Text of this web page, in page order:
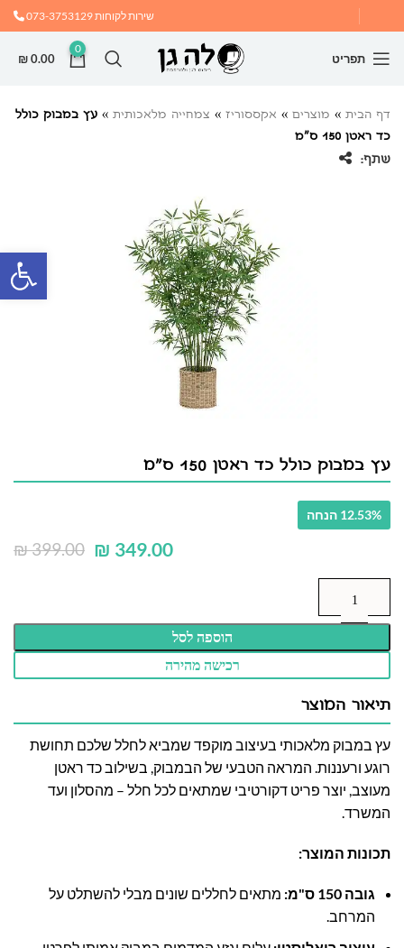
שירות לקוחות073-3753129
תפריט
0
₪0.00
דף הבית » מוצרים » אקססוריז » צמחייה מלאכותית » עץ במבוק כולל
כד ראטן 150 ס”מ
שתף:
עץ במבוק כולל כד ראטן 150 ס"מ
12.53% הנחה
₪399.00 ₪ 349.00
הוספה לסל
רכישה מהירה
תיאור המוצר
עץ במבוק מלאכותי בעיצוב מוקפד שמביא לחלל שלכם תחושת
רוגע ורעננות. המראה הטבעי של הבמבוק, בשילוב כד ראטן
מעוצב, יוצר פריט דקורטיבי שמתאים לכל חלל – מהסלון ועד
המשרד.
תכונות המוצר:
גובה 150 ס"מ:
מתאים לחללים שונים מבלי להשתלט על
המרחב.